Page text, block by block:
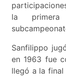
la
Sanfilippo
en 1963 fue
llegó a la